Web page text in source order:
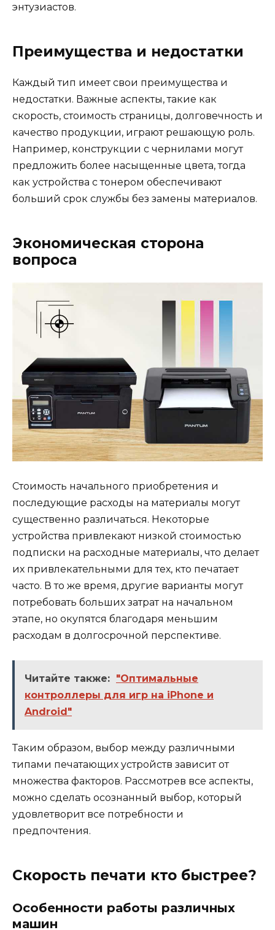
энтузиастов.
Преимущества и недостатки
Каждый тип имеет свои преимущества и
недостатки. Важные аспекты, такие как
скорость, стоимость страницы, долговечность и
качество продукции, играют решающую роль.
Например, конструкции с чернилами могут
предложить более насыщенные цвета, тогда
как устройства с тонером обеспечивают
больший срок службы без замены материалов.
Экономическая сторона
вопроса
Стоимость начального приобретения и
последующие расходы на материалы могут
существенно различаться. Некоторые
устройства привлекают низкой стоимостью
подписки на расходные материалы, что делает
их привлекательными для тех, кто печатает
часто. В то же время, другие варианты могут
потребовать больших затрат на начальном
этапе, но окупятся благодаря меньшим
расходам в долгосрочной перспективе.
Читайте также: "Оптимальные
контроллеры для игр на iPhone и
Android"
Таким образом, выбор между различными
типами печатающих устройств зависит от
множества факторов. Рассмотрев все аспекты,
можно сделать осознанный выбор, который
удовлетворит все потребности и
предпочтения.
Скорость печати кто быстрее?
Особенности работы различных
машин